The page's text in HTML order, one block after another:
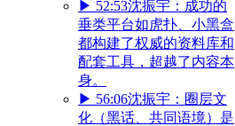
▶ 52:53沈振宇：成功的
垂类平台如虎扑、小黑盒
都构建了权威的资料库和
配套工具，超越了内容本
身。
▶ 56:06沈振宇：圈层文
化（黑话、共同语境）是